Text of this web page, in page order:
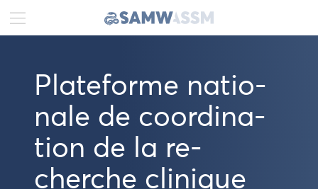
Ac­tua­li­tés
Por­trait
Pu­bli­ca­tions
Pla­te­forme na­tio­
nale de co­or­di­na­
tion de la re­
cherche cli­nique